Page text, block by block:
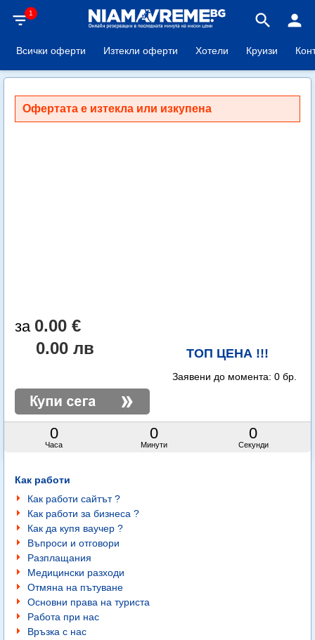
filter_list1 search person
Всички оферти Изтекли оферти Хотели Круизи
Офертата е изтекла или изкупена
0.00 €
0.00 лв
ТОП ЦЕНА !!!
0
Часа
0
Минути
0
Секунди
Заявени до момента: 0 бр.
Как работи
Как работи сайтът ?
Как работи за бизнеса ?
Как да купя ваучер ?
Въпроси и отговори
Разплащания
Медицински разходи
Отмяна на пътуване
Основни права на туриста
Работа при нас
Връзка с нас